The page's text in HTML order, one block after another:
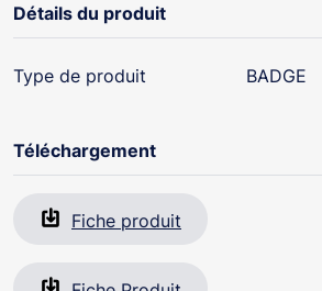
Détails du produit
Type de produit BADGE
Téléchargement
Fiche produit